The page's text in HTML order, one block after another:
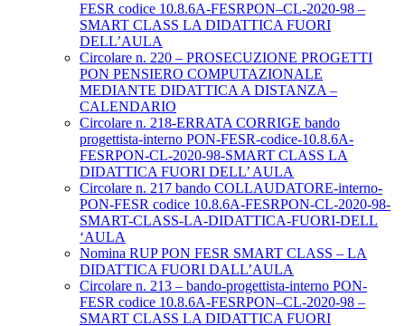
FESR codice 10.8.6A-FESRPON–CL-2020-98 –
SMART CLASS LA DIDATTICA FUORI
DELL’AULA
Circolare n. 220 – PROSECUZIONE PROGETTI
PON PENSIERO COMPUTAZIONALE
MEDIANTE DIDATTICA A DISTANZA –
CALENDARIO
Circolare n. 218-ERRATA CORRIGE bando
progettista-interno PON-FESR-codice-10.8.6A-
FESRPON-CL-2020-98-SMART CLASS LA
DIDATTICA FUORI DELL’ AULA
Circolare n. 217 bando COLLAUDATORE-interno-
PON-FESR codice 10.8.6A-FESRPON-CL-2020-98-
SMART-CLASS-LA-DIDATTICA-FUORI-DELL
‘AULA
Nomina RUP PON FESR SMART CLASS – LA
DIDATTICA FUORI DALL’AULA
Circolare n. 213 – bando-progettista-interno PON-
FESR codice 10.8.6A-FESRPON–CL-2020-98 –
SMART CLASS LA DIDATTICA FUORI